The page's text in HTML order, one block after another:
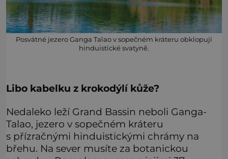
Posvátné jezero Ganga Talao v sopečném kráteru obklopují
hinduistické svatyně.
Libo kabelku z krokodýlí kůže?
Nedaleko leží Grand Bassin neboli Ganga-
Talao, jezero v sopečném kráteru
s přízračnými hinduistickými chrámy na
břehu. Na sever musíte za botanickou